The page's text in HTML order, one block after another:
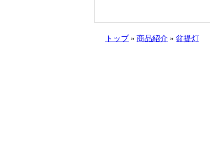
トップ» 商品紹介 » 盆提灯